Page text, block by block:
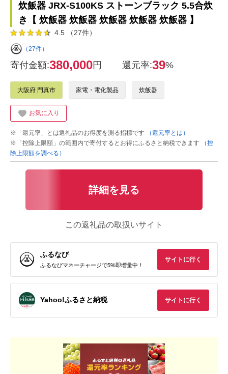
炊飯器 JRX-S100KS ストーンブラック 5.5合炊
き【 炊飯器 炊飯器 炊飯器 炊飯器 炊飯器 】
4.5 （27件）
（27件）
寄付金額:380,000円 還元率:39%
大阪府 門真市 家電・電化製品 炊飯器
お気に入り
※「還元率」とは返礼品のお得度を測る指標です
（還元率とは）
※「控除上限額」の範囲内で寄付するとお得にふるさと納税できます
（控
除上限額を調べる）
詳細を見る
この返礼品の取扱いサイト
ふるなび
ふるなびマネーチャージで5%即増量中！
サイトに行く
Yahoo!ふるさと納税 サイトに行く